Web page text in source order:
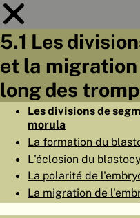
5.1 Les
et la
long des
Les divisions de
morula
La formation du
L'éclosion du
La polarité de
La migration de